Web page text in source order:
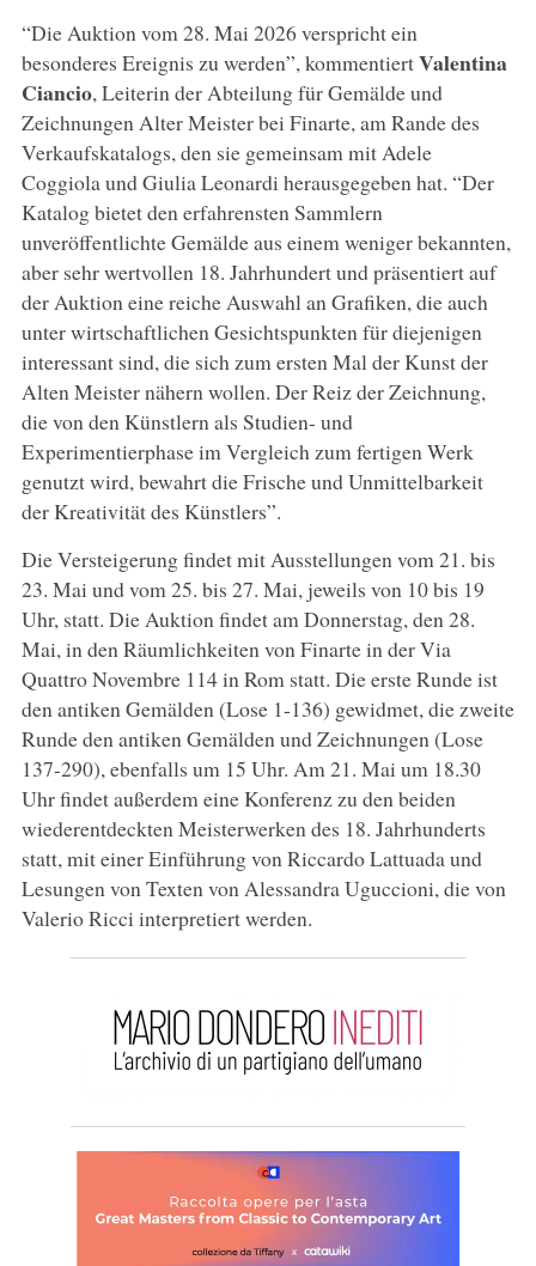
“Die Auktion vom 28. Mai 2026 verspricht ein
besonderes Ereignis zu werden”, kommentiertValentina
Ciancio, Leiterin der Abteilung für Gemälde und
Zeichnungen Alter Meister bei Finarte, am Rande des
Verkaufskatalogs, den sie gemeinsam mit Adele
Coggiola und Giulia Leonardi herausgegeben hat. “Der
Katalog bietet den erfahrensten Sammlern
unveröffentlichte Gemälde aus einem weniger bekannten,
aber sehr wertvollen 18. Jahrhundert und präsentiert auf
der Auktion eine reiche Auswahl an Grafiken, die auch
unter wirtschaftlichen Gesichtspunkten für diejenigen
interessant sind, die sich zum ersten Mal der Kunst der
Alten Meister nähern wollen. Der Reiz der Zeichnung,
die von den Künstlern als Studien- und
Experimentierphase im Vergleich zum fertigen Werk
genutzt wird, bewahrt die Frische und Unmittelbarkeit
der Kreativität des Künstlers”.
Die Versteigerung findet mit Ausstellungen vom 21. bis
23. Mai und vom 25. bis 27. Mai, jeweils von 10 bis 19
Uhr, statt. Die Auktion findet am Donnerstag, den 28.
Mai, in den Räumlichkeiten von Finarte in der Via
Quattro Novembre 114 in Rom statt. Die erste Runde ist
den antiken Gemälden (Lose 1-136) gewidmet, die zweite
Runde den antiken Gemälden und Zeichnungen (Lose
137-290), ebenfalls um 15 Uhr. Am 21. Mai um 18.30
Uhr findet außerdem eine Konferenz zu den beiden
wiederentdeckten Meisterwerken des 18. Jahrhunderts
statt, mit einer Einführung von Riccardo Lattuada und
Lesungen von Texten von Alessandra Uguccioni, die von
Valerio Ricci interpretiert werden.